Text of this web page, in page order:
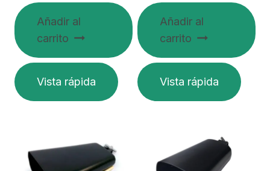
Añadir al
carrito
Vista rápida
Añadir al
carrito
Vista rápida